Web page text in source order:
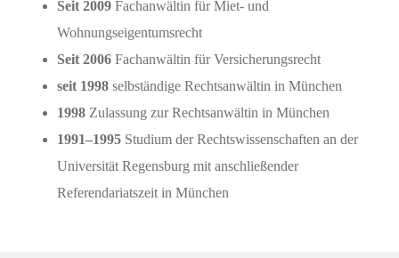
Seit 2009 Fachanwältin für Miet- und
Wohnungseigentumsrecht
Seit 2006 Fachanwältin für Versicherungsrecht
seit 1998 selbständige Rechtsanwältin in München
1998 Zulassung zur Rechtsanwältin in München
1991–1995 Studium der Rechtswissenschaften an der
Universität Regensburg mit anschließender
Referendariatszeit in München